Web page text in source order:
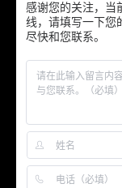
产品中心
摩托罗拉产品
通讯工程设备
感谢您的关注，当
线，请填写一下您
尽快和您联系。